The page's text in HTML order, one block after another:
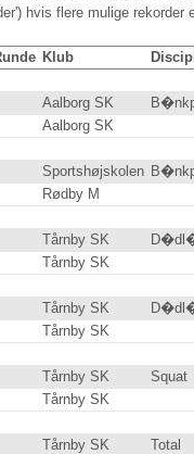
hvis flere mulige
Klub
Aalborg SK
Aalborg SK
Sportshøjskolen
Rødby M
Tårnby SK
Tårnby SK
Tårnby SK
Tårnby SK
Tårnby SK
Squat
Tårnby SK
Tårnby SK
Total